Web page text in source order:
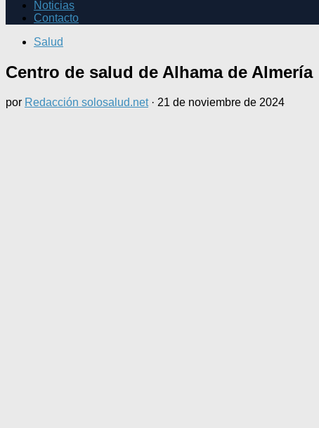
Noticias
Contacto
Salud
Centro de salud de Alhama de Almería
por Redacción solosalud.net · 21 de noviembre de 2024